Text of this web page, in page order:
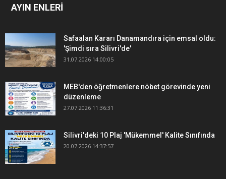
AYIN ENLERİ
Safaalan Kararı Danamandıra için emsal oldu:
'Şimdi sıra Silivri'de'
31.07.2026 14:00:05
MEB'den öğretmenlere nöbet görevinde yeni
düzenleme
27.07.2026 11:36:31
Silivri'deki 10 Plaj 'Mükemmel' Kalite Sınıfında
20.07.2026 14:37:57